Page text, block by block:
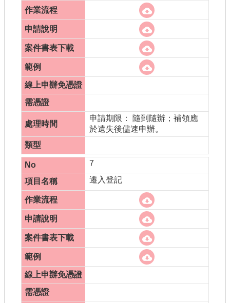
申請期限： 隨到隨辦；補領應
於遺失後儘速申辦。
7
遷入登記